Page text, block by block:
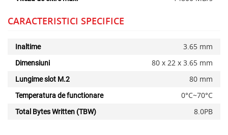
CARACTERISTICI SPECIFICE
Inaltime 3.65 mm
Dimensiuni 80 x 22 x 3.65 mm
Lungime slot M.2 80 mm
Temperatura de functionare 0°C~70°C
Total Bytes Written (TBW) 8.0PB